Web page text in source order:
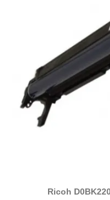
Ricoh